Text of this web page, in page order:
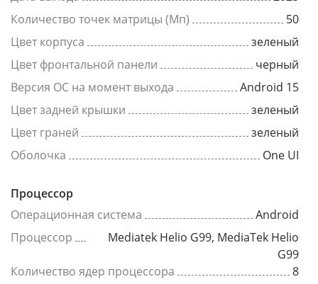
Количество точек матрицы (Мп)
50
Цвет корпуса
зеленый
Цвет фронтальной панели
черный
Версия ОС на момент выхода
Android 15
Цвет задней крышки
зеленый
Цвет граней
зеленый
Оболочка
One UI
Процессор
Операционная система
Android
Процессор
Mediatek Helio G99, MediaTek Helio
G99
Количество ядер процессора
8